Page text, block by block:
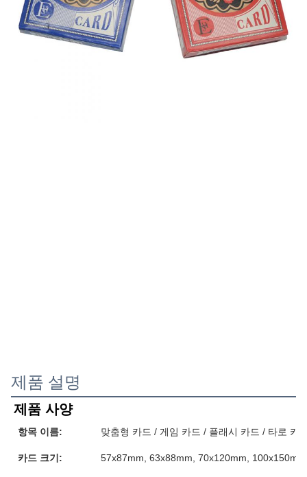
제품 설명
제품 사양
항목 이름: 맞춤형 카드 / 게임 카드 / 플래시 카드 / 타로 카
카드 크기: 57x87mm, 63x88mm, 70x120mm,